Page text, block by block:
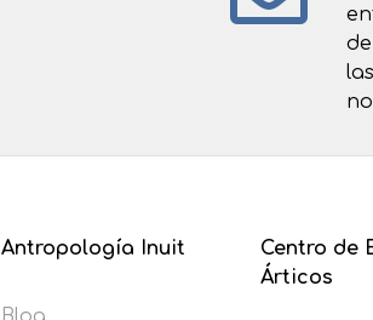
las
Antropología Inuit
Centro de
Árticos